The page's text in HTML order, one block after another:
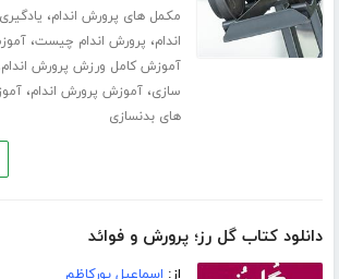
مکمل های پرورش اندام،
اندام، پرورش اندام چیست،
آموزش کامل ورزش پرورش اندام
سازی،آموزش پرورش اندام،
های بدنسازی
دانلود کتاب گل رز؛ پرورش و فوائد
از: اسماعیل پورکاظم